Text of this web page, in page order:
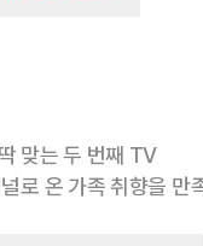
맞는 두 번째 TV
로 온 가족 취향을 만